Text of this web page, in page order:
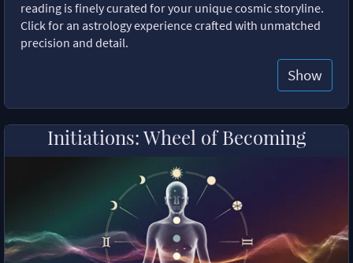
reading is finely curated for your unique cosmic storyline.
Click for an astrology experience crafted with unmatched
precision and detail.
Show
Initiations: Wheel of Becoming